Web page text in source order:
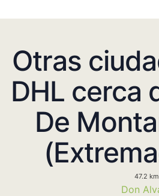
Otras
DHL cerca
De
47.2 km
Don